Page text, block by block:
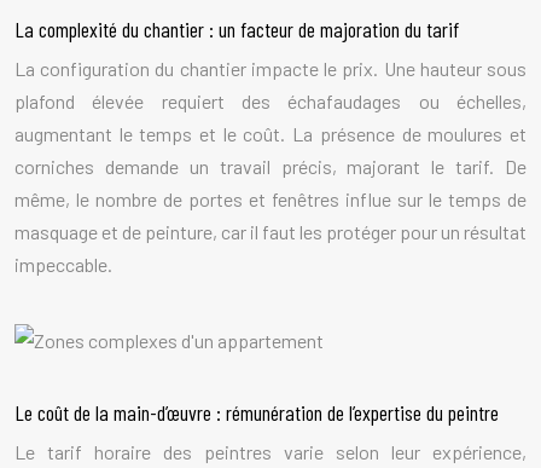
La complexité du chantier : un facteur de majoration du tarif
La configuration du chantier impacte le prix. Une hauteur sous
plafond élevée requiert des échafaudages ou échelles,
augmentant le temps et le coût. La présence de moulures et
corniches demande un travail précis, majorant le tarif. De
même, le nombre de portes et fenêtres influe sur le temps de
masquage et de peinture, car il faut les protéger pour un résultat
impeccable.
Le coût de la main-d’œuvre : rémunération de l’expertise du peintre
Le tarif horaire des peintres varie selon leur expérience,